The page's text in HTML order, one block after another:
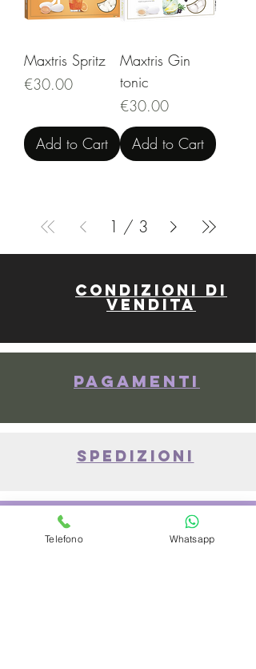
Maxtris Spritz
Price
€30.00
Add to Cart
Maxtris Gin
tonic
Price
€30.00
Add to Cart
1 / 3
Condizioni di
vendita
Pagamenti
spedizioni
privacy policy
Telefono Whatsapp